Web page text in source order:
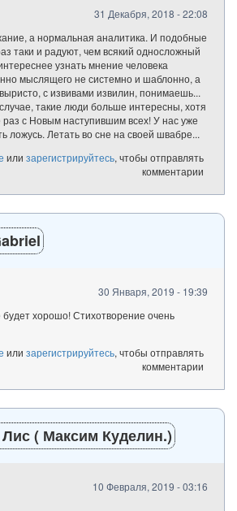
31 Декабря, 2018 - 22:08
а нормальная аналитика. И подобные
таки и радуют, чем всякий односложный
узнать мнение человека
мыслящего не системно и шаблонно, а
с извивами извилин, понимаешь...
такие люди больше интересны, хотя
раз с Новым наступившим всех! У нас уже
ложусь. Летать во сне на своей швабре...
или зарегистрируйтесь, чтобы отправлять
комментарии
30 Января, 2019 - 19:39
будет хорошо! Стихотворение очень
или зарегистрируйтесь, чтобы отправлять
комментарии
( Максим Куделин.)
10 Февраля, 2019 - 03:16